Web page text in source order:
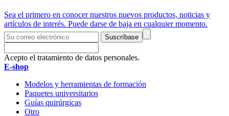
Sea el primero en conocer nuestros nuevos productos, noticias y
artículos de interés. Puede darse de baja en cualquier momento.
Suscríbase
Acepto el tratamiento de datos personales.
E-shop
Modelos y herramientas de formación
Paquetes universitarios
Guías quirúrgicas
Otro